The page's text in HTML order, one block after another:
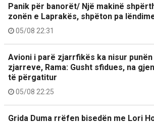
Panik për banorët/ Një makinë
zonën e Laprakës, shpëton pa
05/08 22:31
Avioni i parë zjarrfikës ka nisur
zjarreve, Rama: Gusht sfidues, na
të përgatitur
05/08 22:25
Grida Duma rrëfen bisedën me Lori